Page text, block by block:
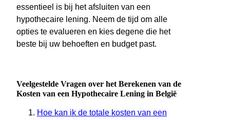
essentieel is bij het afsluiten van een
hypothecaire lening. Neem de tijd om alle
opties te evalueren en kies degene die het
beste bij uw behoeften en budget past.
Veelgestelde Vragen over het Berekenen van de
Kosten van een Hypothecaire Lening in België
Hoe kan ik de totale kosten van een